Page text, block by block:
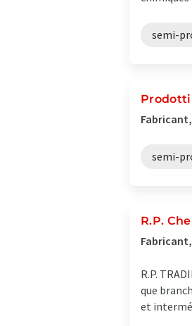
semi-
semi-
R.P.
R.P.
que
et